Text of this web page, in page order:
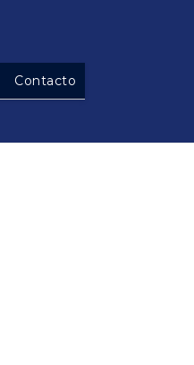
Contacto